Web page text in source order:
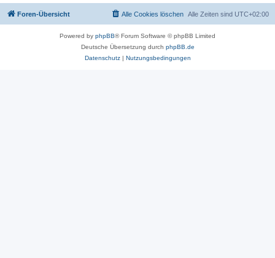
Foren-Übersicht Alle Zeiten sind UTC+02:00
Alle Cookies löschen
Powered by phpBB® Forum Software © phpBB Limited
Deutsche Übersetzung durch phpBB.de
Datenschutz| Nutzungsbedingungen